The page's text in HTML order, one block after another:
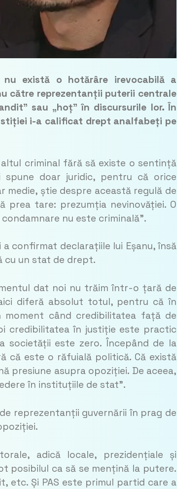
există o hotărâre irevocabilă a
către reprezentanții puterii centrale
sau „hoț” în discursurile lor. În
i-a calificat drept analfabeți pe
altul criminal fără să existe o sentință
doar juridic, pentru că orice
știe despre această regulă de
tare: prezumția nevinovăției. O
nu este criminală”.
confirmat declarațiile lui Eșanu, însă
cu un stat de drept.
dat noi nu trăim într-o țară de
diferă absolut totul, pentru că în
când credibilitatea față de
credibilitatea în justiție este practic
este zero. Începând de la
că este o răfuială politică. Că există
presiune asupra opoziției. De aceea,
în instituțiile de stat”.
reprezentanții guvernării în prag de
adică locale, prezidențiale și
posibilul ca să se mențină la putere.
etc. Și PAS este primul partid care a